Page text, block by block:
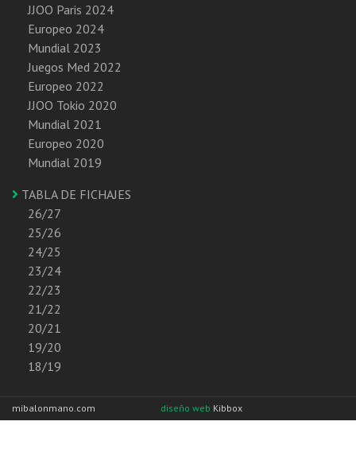
JJOO Paris 2024
Europeo 2024
Mundial 2023
Juegos Med 2022
Europeo 2022
JJOO Tokio 2020
Mundial 2021
Europeo 2020
Mundial 2019
TABLA DE FICHAJES
26/27
25/26
24/25
23/24
22/23
21/22
20/21
19/20
18/19
mibalonmano.com diseño web Kibbox